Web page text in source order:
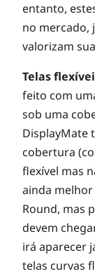
entanto,
no mercado,
valorizam
Telas
feito com
sob uma
DisplayMate
cobertura
flexível mas
ainda melhor
Round, mas
devem
irá aparecer
telas curvas